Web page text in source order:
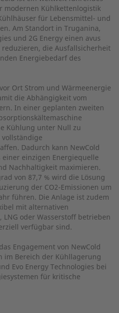
modernen Kühlkettenlogistik
für Lebensmittel- und
Am Standort in Truganina,
und 2G Energy einen avus
reduzieren, die Ausfallsicherheit
Energiebedarf des
Ort Strom und Wärmeenergie
die Abhängigkeit vom
In einer geplanten zweiten
Kühlung unter Null zu
Dadurch kann NewCold
einer einzigen Energiequelle
Nachhaltigkeit maximieren.
von 87,7 % wird die Lösung
der CO2-Emissionen um
führen. Die Anlage ist zudem
mit alternativen
oder Wasserstoff betrieben
verfügbar sind.
Engagement von NewCold
Bereich der Kühllagerung
Evo Energy Technologies bei
für kritische